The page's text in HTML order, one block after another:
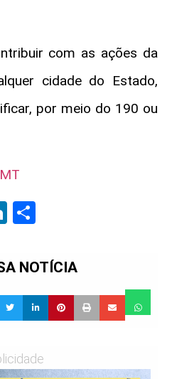
com as ações da
cidade do Estado,
por meio do 190 ou
LinkedIn
NOTÍCIA